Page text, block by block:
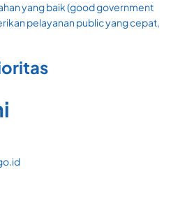
yang baik (good government
pelayanan public yang cepat,